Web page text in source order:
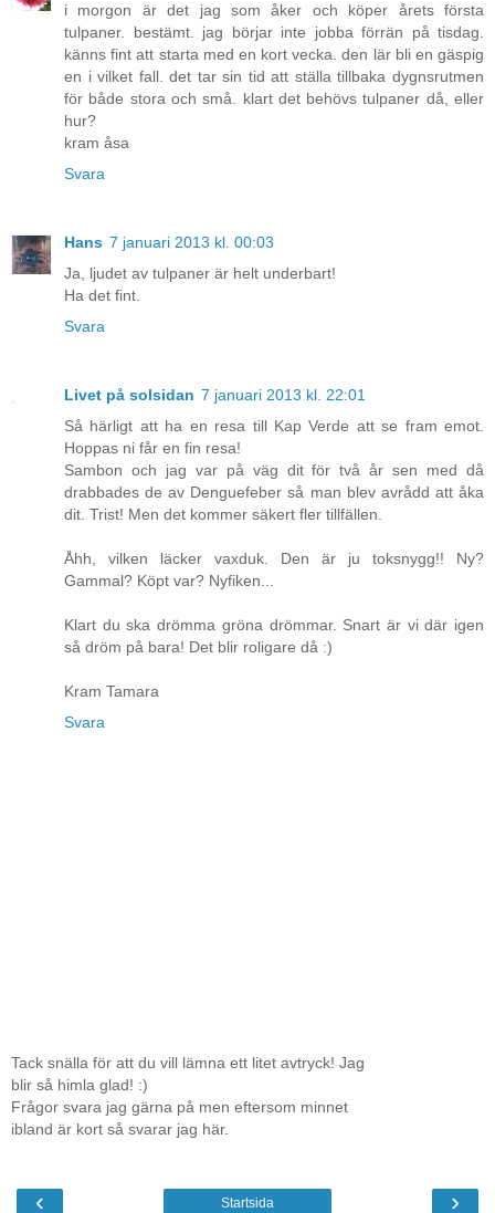
i morgon är det jag som åker och köper årets första
tulpaner. bestämt. jag börjar inte jobba förrän på tisdag.
känns fint att starta med en kort vecka. den lär bli en gäspig
en i vilket fall. det tar sin tid att ställa tillbaka dygnsrutmen
för både stora och små. klart det behövs tulpaner då, eller
hur?
kram åsa
Svara
Hans 7 januari 2013 kl. 00:03
Ja, ljudet av tulpaner är helt underbart!
Ha det fint.
Svara
Livet på solsidan 7 januari 2013 kl. 22:01
Så härligt att ha en resa till Kap Verde att se fram emot.
Hoppas ni får en fin resa!
Sambon och jag var på väg dit för två år sen med då
drabbades de av Denguefeber så man blev avrådd att åka
dit. Trist! Men det kommer säkert fler tillfällen.
Åhh, vilken läcker vaxduk. Den är ju toksnygg!! Ny?
Gammal? Köpt var? Nyfiken...
Klart du ska drömma gröna drömmar. Snart är vi där igen
så dröm på bara! Det blir roligare då :)
Kram Tamara
Svara
Tack snälla för att du vill lämna ett litet avtryck! Jag
blir så himla glad! :)
Frågor svara jag gärna på men eftersom minnet
ibland är kort så svarar jag här.
‹ ›
Startsida